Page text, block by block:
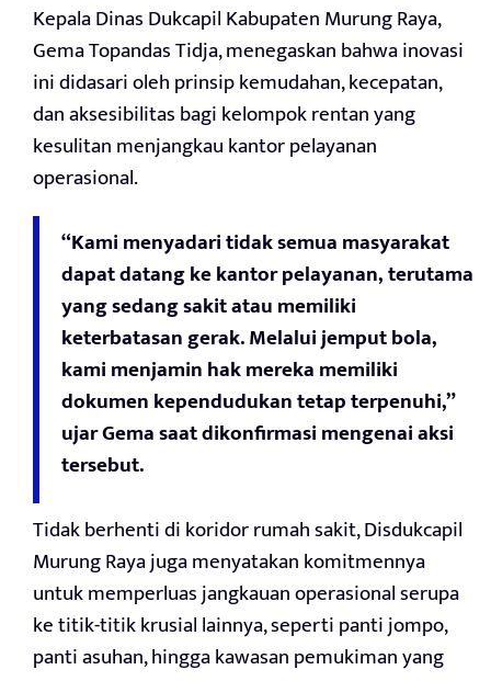
Kepala Dinas Dukcapil Kabupaten Murung Raya,
Gema Topandas Tidja, menegaskan bahwa inovasi
ini didasari oleh prinsip kemudahan, kecepatan,
dan aksesibilitas bagi kelompok rentan yang
kesulitan menjangkau kantor pelayanan
operasional.
“Kami menyadari tidak semua masyarakat
dapat datang ke kantor pelayanan, terutama
yang sedang sakit atau memiliki
keterbatasan gerak. Melalui jemput bola,
kami menjamin hak mereka memiliki
dokumen kependudukan tetap terpenuhi,”
ujar Gema saat dikonfirmasi mengenai aksi
tersebut.
Tidak berhenti di koridor rumah sakit, Disdukcapil
Murung Raya juga menyatakan komitmennya
untuk memperluas jangkauan operasional serupa
ke titik-titik krusial lainnya, seperti panti jompo,
panti asuhan, hingga kawasan pemukiman yang